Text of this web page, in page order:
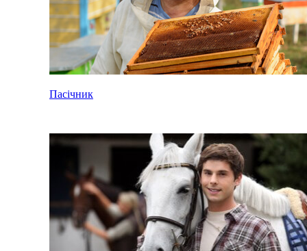
Пасічник